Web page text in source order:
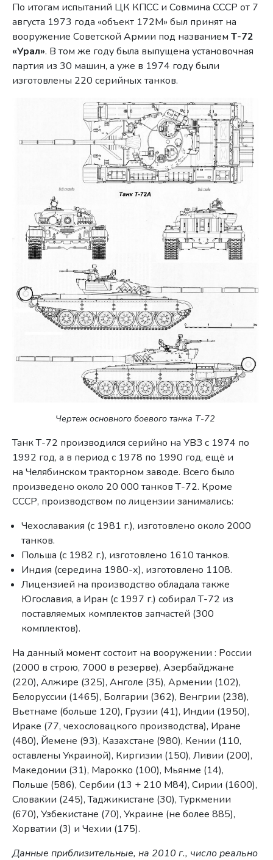
По итогам испытаний ЦК КПСС и Совмина СССР от 7
августа 1973 года «объект 172М» был принят на
вооружение Советской Армии под названиемТ-72
«Урал». В том же году была выпущена установочная
партия из 30 машин, а уже в 1974 году были
изготовлены 220 серийных танков.
Чертеж основного боевого танка Т-72
Танк Т-72 производился серийно на УВЗ с 1974 по
1992 год, а в период с 1978 по 1990 год, ещё и
на Челябинском тракторном заводе. Всего было
произведено около 20 000 танков Т-72. Кроме
СССР, производством по лицензии занимались:
Чехославакия (с 1981 г.), изготовлено около 2000
танков.
Польша (с 1982 г.), изготовлено 1610 танков.
Индия (середина 1980-х), изготовлено 1108.
Лицензией на производство обладала также
Югославия, а Иран (с 1997 г.) собирал Т-72 из
поставляемых комплектов запчастей (300
комплектов).
На данный момент состоит на вооружении : России
(2000 в строю, 7000 в резерве), Азербайджане
(220), Алжире (325), Анголе (35), Армении (102),
Белоруссии (1465), Болгарии (362), Венгрии (238),
Вьетнаме (больше 120), Грузии (41), Индии (1950),
Ираке (77, чехословацкого производства), Иране
(480), Йемене (93), Казахстане (980), Кении (110,
оставлены Украиной), Киргизии (150), Ливии (200),
Македонии (31), Марокко (100), Мьянме (14),
Польше (586), Сербии (13 + 210 М84), Сирии (1600),
Словакии (245), Таджикистане (30), Туркмении
(670), Узбекистане (70), Украине (не более 885),
Хорватии (3) и Чехии (175).
Данные приблизительные, на 2010 г., число реально